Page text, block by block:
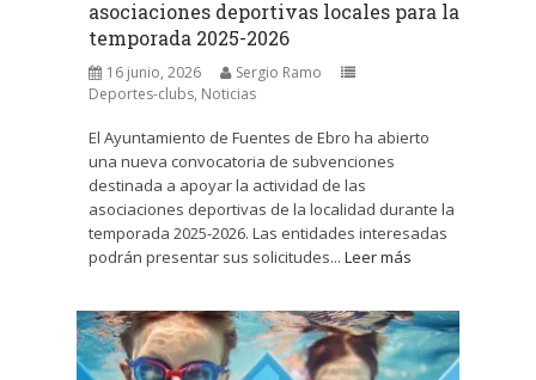
asociaciones deportivas locales para la
temporada 2025-2026
16 junio, 2026
Sergio Ramo
Deportes-clubs, Noticias
El Ayuntamiento de Fuentes de Ebro ha abierto
una nueva convocatoria de subvenciones
destinada a apoyar la actividad de las
asociaciones deportivas de la localidad durante la
temporada 2025-2026. Las entidades interesadas
podrán presentar sus solicitudes... Leer más